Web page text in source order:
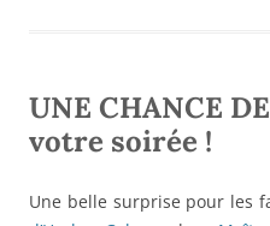
UNE CHANCE
votre soirée !
Une belle surprise pour les